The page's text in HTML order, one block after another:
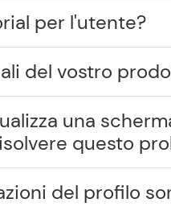
per l'utente?
del vostro
una
questo
del profilo